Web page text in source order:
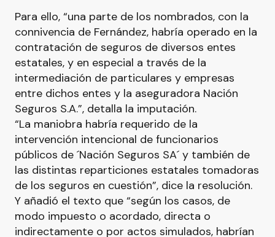
Para ello, “una parte de los nombrados, con la
connivencia de Fernández, habría operado en la
contratación de seguros de diversos entes
estatales, y en especial a través de la
intermediación de particulares y empresas
entre dichos entes y la aseguradora Nación
Seguros S.A.”, detalla la imputación.
“La maniobra habría requerido de la
intervención intencional de funcionarios
públicos de ´Nación Seguros SA´ y también de
las distintas reparticiones estatales tomadoras
de los seguros en cuestión”, dice la resolución.
Y añadió el texto que “según los casos, de
modo impuesto o acordado, directa o
indirectamente o por actos simulados, habrían